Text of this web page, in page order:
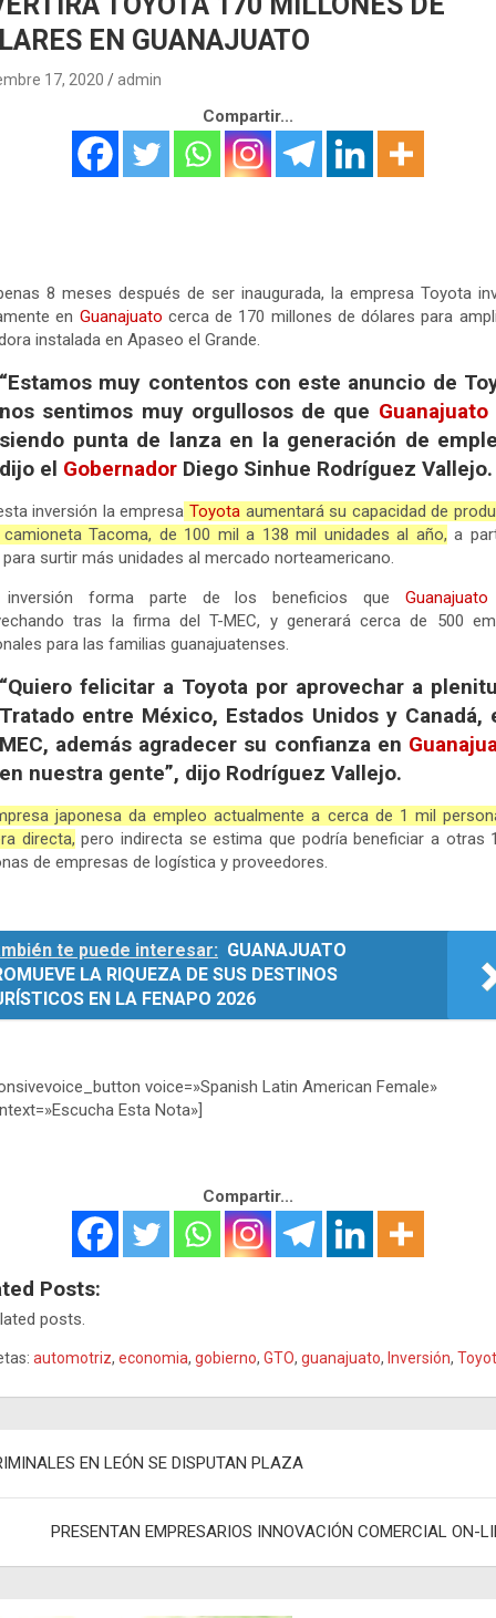
EN GUANAJUATO
17, 2020 admin
Compartir...
8 meses después de ser inaugurada, la empresa Toyota
en Guanajuato cerca de 170 millones de dólares para
instalada en Apaseo el Grande.
“Estamos muy contentos con este anuncio de
nos sentimos muy orgullosos de que Guanajuato
siendo punta de lanza en la generación de
dijo el Gobernador Diego Sinhue Rodríguez Vallejo.
inversión la empresa Toyota aumentará su capacidad de
Tacoma, de 100 mil a 138 mil unidades al año, a
para surtir más unidades al mercado norteamericano.
inversión forma parte de los beneficios queGuanajuato
tras la firma del T-MEC, y generará cerca de 500
para las familias guanajuatenses.
“Quiero felicitar a Toyota por aprovechar a
Tratado entre México, Estados Unidos y Canadá,
MEC, además agradecer su confianza en
en nuestra gente”, dijo Rodríguez Vallejo.
japonesa da empleo actualmente a cerca de 1 mil
directa, pero indirecta se estima que podría beneficiar a otras
de empresas de logística y proveedores.
te puede interesar: GUANAJUATO
LA RIQUEZA DE SUS DESTINOS
EN LA FENAPO 2026
voice=»Spanish Latin American Female»
Esta Nota»]
Compartir...
Posts:
posts.
automotriz, economia, gobierno, GTO, guanajuato, Inversión,
EN LEÓN SE DISPUTAN PLAZA
PRESENTAN EMPRESARIOS INNOVACIÓN COMERCIAL ON-